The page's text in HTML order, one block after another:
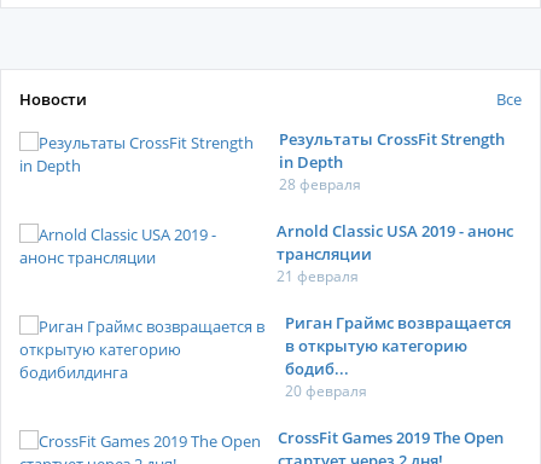
Новости
Все
Результаты CrossFit Strength
in Depth
28 февраля
Arnold Classic USA 2019 - анонс
трансляции
21 февраля
Риган Граймс возвращается
в открытую категорию
бодиб...
20 февраля
CrossFit Games 2019 The Open